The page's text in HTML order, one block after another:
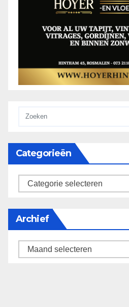
Categorieën
categorieën
Archief
Archief